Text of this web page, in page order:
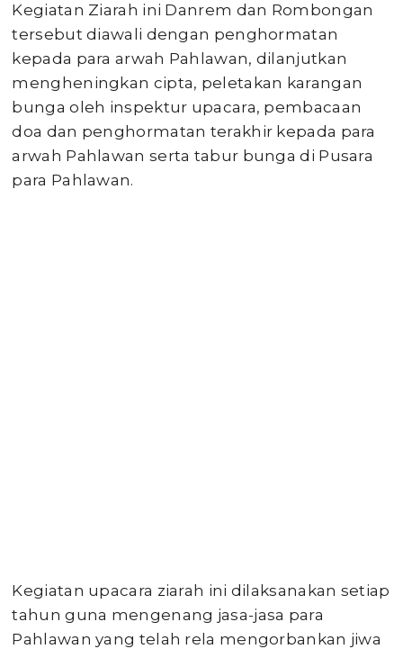
Kegiatan Ziarah ini Danrem dan Rombongan
tersebut diawali dengan penghormatan
kepada para arwah Pahlawan, dilanjutkan
mengheningkan cipta, peletakan karangan
bunga oleh inspektur upacara, pembacaan
doa dan penghormatan terakhir kepada para
arwah Pahlawan serta tabur bunga di Pusara
para Pahlawan.
Kegiatan upacara ziarah ini dilaksanakan setiap
tahun guna mengenang jasa-jasa para
Pahlawan yang telah rela mengorbankan jiwa